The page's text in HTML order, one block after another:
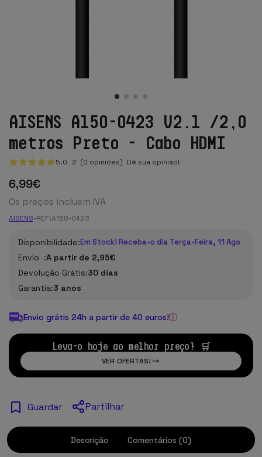
AISENS A150-0423 V2.1 /2,0
metros Preto - Cabo HDMI
5.0 2 (0 opiniões) Dê sua opinião!
6,99€
Os preços incluem IVA
AISENS-REF:A150-0423
Disponibilidade:Em Stock! Receba-o dia Terça-Feira, 11 Ago
Envío :A partir de 2,95€
Devolução Grátis:30 dias
Garantia:3 anos
Envio grátis 24h a partir de 40 euros!
Leva-o hoje ao melhor preço! 🛒
VER OFERTAS!
Guardar Partilhar
Descrição Comentários (0)